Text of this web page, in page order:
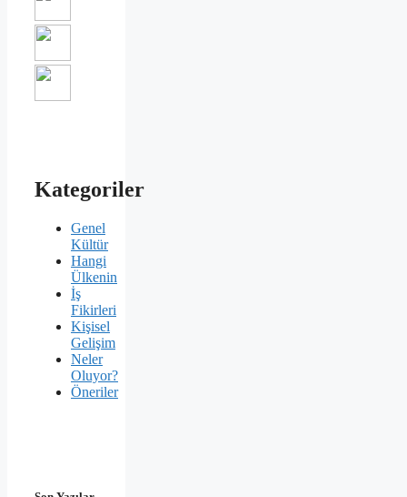
Kategoriler
Genel
Kültür
Hangi
Ülkenin
İş
Fikirleri
Kişisel
Gelişim
Neler
Oluyor?
Öneriler